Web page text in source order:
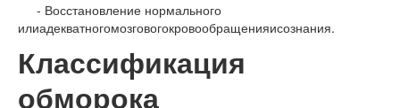
- Восстановление нормального
илиадекватногомозговогокровообращенияисознания.
Классификация
обморока